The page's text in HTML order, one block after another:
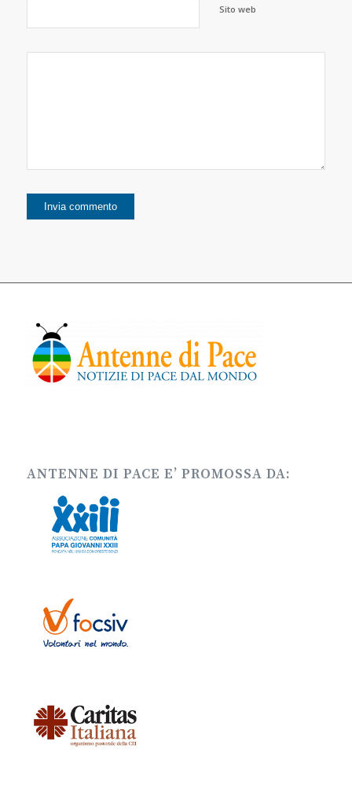
Sito web
ANTENNE DI PACE E’ PROMOSSA DA: